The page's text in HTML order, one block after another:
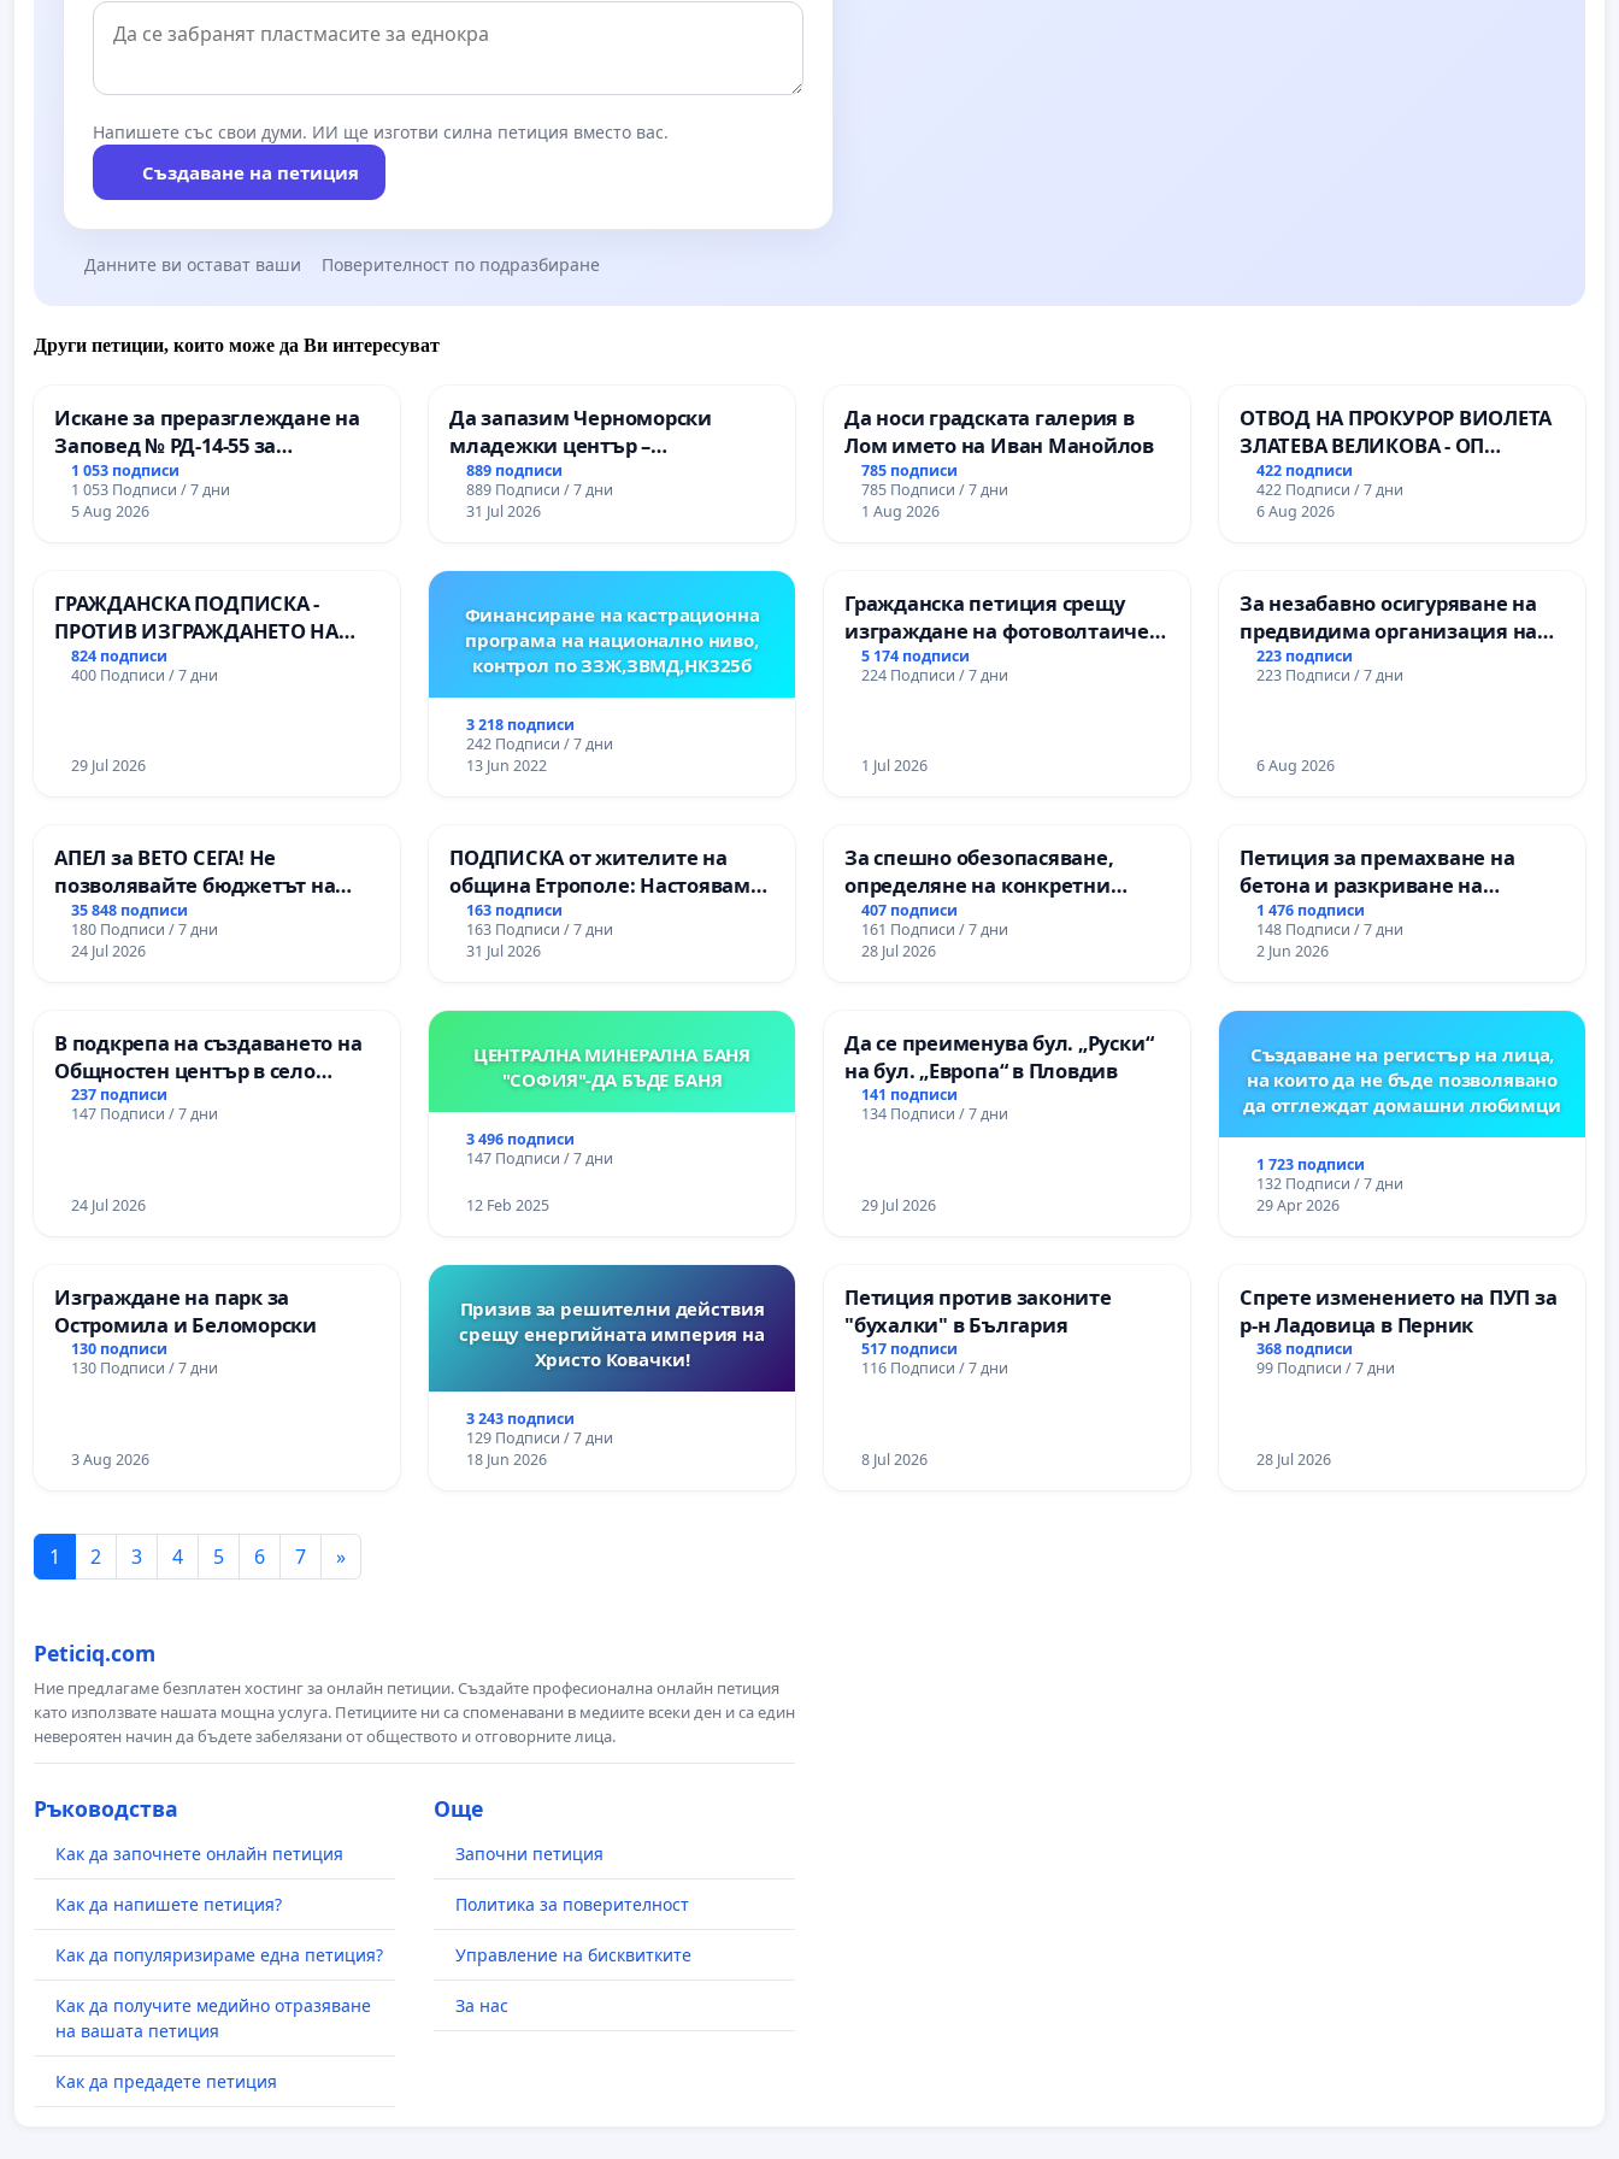
Напишете със свои думи. ИИ ще изготви силна петиция вместо вас.
Създаване на петиция
Данните ви остават ваши Поверителност по подразбиране
Други петиции, които може да Ви интересуват
Искане за преразглеждане на
Заповед № РД-14-55 за
вливането на
Професионалната гимназия по
промишлени технологии в
Пазарджик
1 053 подписи
1 053 Подписи / 7 дни
5 Aug 2026
Да запазим Черноморски
младежки център –
пространство за младите на
Варна
889 подписи
889 Подписи / 7 дни
31 Jul 2026
Да носи градската галерия в
Лом името на Иван Манойлов
785 подписи
785 Подписи / 7 дни
1 Aug 2026
ОТВОД НА ПРОКУРОР ВИОЛЕТА
ЗЛАТЕВА ВЕЛИКОВА - ОП
ДОБРИЧ
422 подписи
422 Подписи / 7 дни
6 Aug 2026
ГРАЖДАНСКА ПОДПИСКА -
ПРОТИВ ИЗГРАЖДАНЕТО НА
ВЪЖЕНА ЛИНИЯ (ЛИФТ) НА
ТЕРИТОРИЯТА НА ПРИРОДНА
(БУНАРДЖИК)
824 подписи
400 Подписи / 7 дни
29 Jul 2026
Финансиране на кастрационна
програма на национално ниво,
контрол по ЗЗЖ,ЗВМД,НК325б
3 218 подписи
242 Подписи / 7 дни
13 Jun 2022
Гражданска петиция срещу
изграждане на фотоволтаичен
парк в с.Прибой, общ. Радомир
5 174 подписи
224 Подписи / 7 дни
1 Jul 2026
За незабавно осигуряване на
предвидима организация на
учебния процес и гарантиране
на правото на равнопоставено
Александър I“ и Хуманитарна
223 подписи
223 Подписи / 7 дни
6 Aug 2026
АПЕЛ за ВЕТО СЕГА! Не
позволявайте бюджетът на
Радев да открадне парите и
правата ни в тъмното
35 848 подписи
180 Подписи / 7 дни
24 Jul 2026
ПОДПИСКА от жителите на
община Етрополе: Настояваме
за ясни гаранции от “Елаците-
МЕД” АД и от държавата, че ще
се изпълнят всички
163 подписи
163 Подписи / 7 дни
31 Jul 2026
За спешно обезопасяване,
определяне на конкретни
срокове и извършване на
цялостна рехабилитация на
републиканския път между
Момин проход
407 подписи
161 Подписи / 7 дни
28 Jul 2026
Петиция за премахване на
бетона и разкриване на
античното сърце на
Могиланската могила във
Враца
1 476 подписи
148 Подписи / 7 дни
2 Jun 2026
В подкрепа на създаването на
Общностен център в село
Църква
237 подписи
147 Подписи / 7 дни
24 Jul 2026
ЦЕНТРАЛНА МИНЕРАЛНА БАНЯ
"СОФИЯ"-ДА БЪДЕ БАНЯ
3 496 подписи
147 Подписи / 7 дни
12 Feb 2025
Да се преименува бул. „Руски“
на бул. „Европа“ в Пловдив
141 подписи
134 Подписи / 7 дни
29 Jul 2026
Създаване на регистър на лица,
на които да не бъде позволявано
да отглеждат домашни любимци
1 723 подписи
132 Подписи / 7 дни
29 Apr 2026
Изграждане на парк за
Остромила и Беломорски
130 подписи
130 Подписи / 7 дни
3 Aug 2026
Призив за решителни действия
срещу енергийната империя на
Христо Ковачки!
3 243 подписи
129 Подписи / 7 дни
18 Jun 2026
Петиция против законите
"бухалки" в България
517 подписи
116 Подписи / 7 дни
8 Jul 2026
Спрете изменението на ПУП за
р-н Ладовица в Перник
368 подписи
99 Подписи / 7 дни
28 Jul 2026
1 2 3 4 5 6 7 »
Peticiq.com
Ние предлагаме безплатен хостинг за онлайн петиции. Създайте професионална онлайн петиция
като използвате нашата мощна услуга. Петициите ни са споменавани в медиите всеки ден и са един
невероятен начин да бъдете забелязани от обществото и отговорните лица.
Ръководства
Как да започнете онлайн петиция
Как да напишете петиция?
Как да популяризираме една петиция?
Как да получите медийно отразяване
на вашата петиция
Как да предадете петиция
Още
Започни петиция
Политика за поверителност
Управление на бисквитките
За нас